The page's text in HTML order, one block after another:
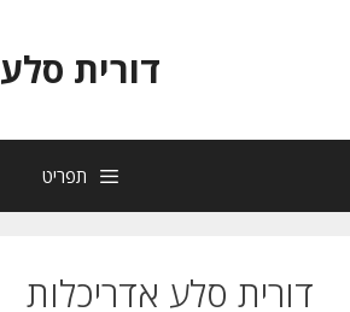
דורית סלע
תפריט
דורית סלע אדריכלות